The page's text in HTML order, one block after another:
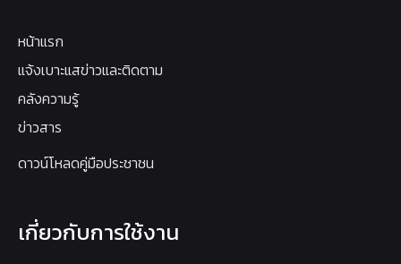
หน้าแรก
แจ้งเบาะแสข่าวและติดตาม
คลังความรู้
ข่าวสาร
ดาวน์โหลดคู่มือประชาชน
เกี่ยวกับการใช้งาน